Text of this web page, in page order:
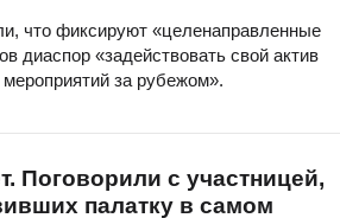
что фиксируют «целенаправленные
диаспор «задействовать свой актив
за рубежом».
Поговорили с участницей,
палатку в самом